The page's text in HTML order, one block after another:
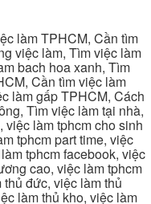
làm TPHCM, Cần tìm
việc làm, Tìm việc làm
bach hoa xanh, Tìm
Cần tìm việc làm
làm gấp TPHCM, Cách
Tìm việc làm tại nhà,
việc làm tphcm cho sinh
tphcm part time, việc
tphcm facebook, việc
cao, việc làm tphcm
đức, việc làm thủ
làm thủ kho, việc làm